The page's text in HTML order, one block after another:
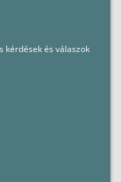
kérdések és válaszok